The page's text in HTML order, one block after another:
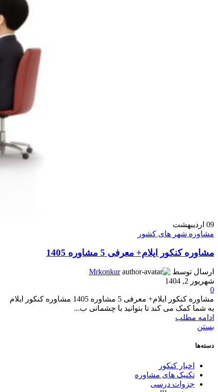
09 اردیبهشت
مشاوره شهر های کشور
مشاوره کنکور ایلام+ معرفی 5 مشاوره 1405
ارسال توسط
Mrkonkur
شهریور 2, 1404
0
مشاوره کنکور ایلام+ معرفی 5 مشاوره 1405 مشاوره کنکور ایلام
به شما کمک می کند تا بتوانید با چشمانی ب...
ادامه مطلب
بستن
دسته‌ها
اخبار کنکور
تکنیک های مشاوره
جزوات درسی